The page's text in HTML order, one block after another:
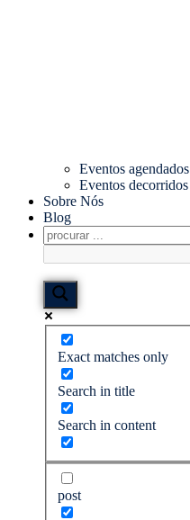
Eventos agendados
Eventos decorridos
Sobre Nós
Blog
Exact matches only
Search in title
Search in content
post